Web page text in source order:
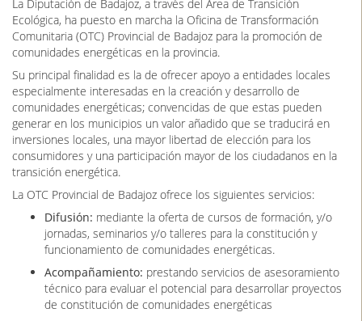
La Diputación de Badajoz, a través del Área de Transición
Ecológica, ha puesto en marcha la Oficina de Transformación
Comunitaria (OTC) Provincial de Badajoz para la promoción de
comunidades energéticas en la provincia.
Su principal finalidad es la de ofrecer apoyo a entidades locales
especialmente interesadas en la creación y desarrollo de
comunidades energéticas; convencidas de que estas pueden
generar en los municipios un valor añadido que se traducirá en
inversiones locales, una mayor libertad de elección para los
consumidores y una participación mayor de los ciudadanos en la
transición energética.
La OTC Provincial de Badajoz ofrece los siguientes servicios:
Difusión: mediante la oferta de cursos de formación, y/o
jornadas, seminarios y/o talleres para la constitución y
funcionamiento de comunidades energéticas.
Acompañamiento: prestando servicios de asesoramiento
técnico para evaluar el potencial para desarrollar proyectos
de constitución de comunidades energéticas